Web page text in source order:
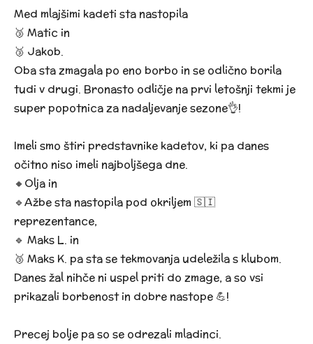
Med mlajšimi kadeti sta nastopila
🥉 Matic in
🥉 Jakob.
Oba sta zmagala po eno borbo in se odlično borila
tudi v drugi. Bronasto odličje na prvi letošnji tekmi je
super popotnica za nadaljevanje sezone👌!
Imeli smo štiri predstavnike kadetov, ki pa danes
očitno niso imeli najboljšega dne.
🔸️Olja in
🔹️Ažbe sta nastopila pod okriljem 🇸🇮
reprezentance,
🔹️ Maks L. in
🥉 Maks K. pa sta se tekmovanja udeležila s klubom.
Danes žal nihče ni uspel priti do zmage, a so vsi
prikazali borbenost in dobre nastope 💪!
Precej bolje pa so se odrezali mladinci.